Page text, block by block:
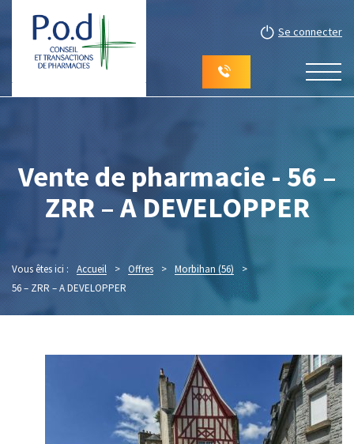
Se connecter
Vente de pharmacie - 56 –
ZRR – A DEVELOPPER
Vous êtes ici : Accueil > Offres > Morbihan (56)
>
56 – ZRR – A DEVELOPPER